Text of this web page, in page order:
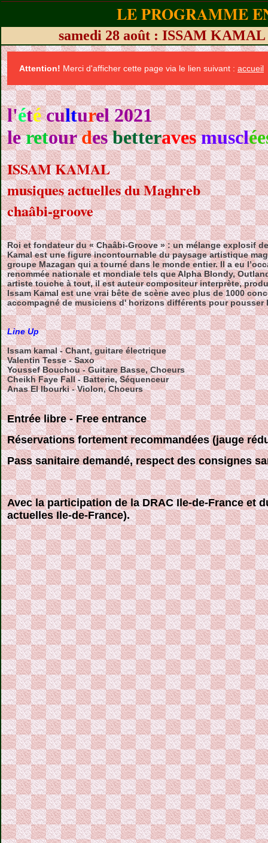
LE PROGRAMME
samedi 28 août : ISSAM
Attention! Merci d'afficher cette page via le lien suivant : accueil
l'étéculturel 2021
leretourdesbetteravesmuscl
ISSAM KAMAL
musiques actuelles du Maghreb
chaâbi-groove
Roi et fondateur du « Chaâbi-Groove » : un mélange explosif
Kamal est une figure incontournable du paysage artistique
groupe Mazagan qui a tourné dans le monde entier. Il a eu
renommée nationale et mondiale tels que Alpha Blondy,
artiste touche à tout, il est auteur compositeur interprète,
Issam Kamal est une vrai bête de scène avec plus de 1000
accompagné de musiciens d' horizons différents pour pousser
Line Up
Issam kamal - Chant, guitare électrique
Valentin Tesse - Saxo
Youssef Bouchou - Guitare Basse, Choeurs
Cheikh Faye Fall - Batterie, Séquenceur
Anas El Ibourki - Violon, Choeurs
Entrée libre - Free entrance
Réservations fortement recommandées (jauge
Pass sanitaire demandé, respect des consignes
Avec la participation de la DRAC Ile-de-France et
actuelles Ile-de-France).